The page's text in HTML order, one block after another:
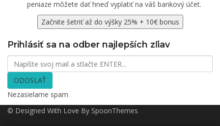
peniaze môžete dať hneď vyplatiť na váš bankový účet.
Začnite šetriť až do výšky 25% + 10€ bonus
Prihlásiť sa na odber najlepších zľiav
ODOSLAŤ
Nezasielame spam
© Designed With Love By SpoonThemes